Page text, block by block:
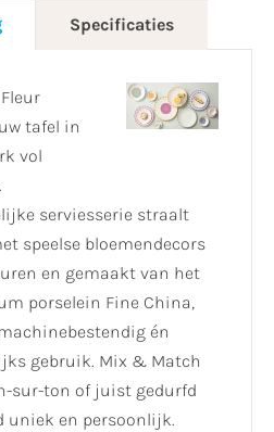
Specificaties
tafel in
vol
serviesserie straalt
speelse bloemendecors
en gemaakt van het
porselein Fine China,
én
gebruik. Mix & Match
sur-ton of juist gedurfd
uniek en persoonlijk.